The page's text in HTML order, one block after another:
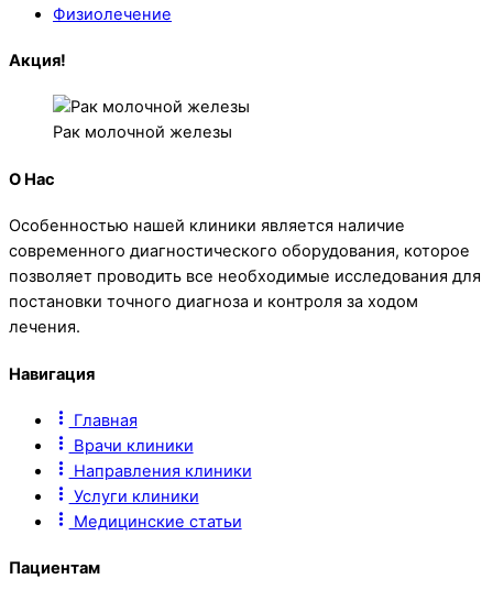
Физиолечение
Акция!
Рак молочной железы
О Нас
Особенностью нашей клиники является наличие
современного диагностического оборудования, которое
позволяет проводить все необходимые исследования для
постановки точного диагноза и контроля за ходом
лечения.
Навигация
Главная
Врачи клиники
Направления клиники
Услуги клиники
Медицинские статьи
Пациентам